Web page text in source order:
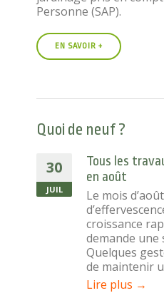
Personne (SAP).
EN SAVOIR +
Quoi de neuf ?
30
JUIL
Tous les
en août
Le mois
croissance
demande une
Quelques
de maintenir
Lire plus →